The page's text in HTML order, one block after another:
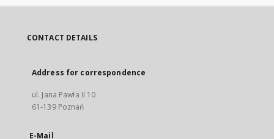
CONTACT DETAILS
Address for correspondence
ul. Jana Pawła II 10
61-139 Poznań
E-Mail